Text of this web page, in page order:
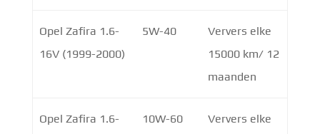
Opel Zafira 1.6-
16V (1999-2000)
5W-40
Ververs elke
15000 km/ 12
maanden
Opel Zafira 1.6-
10W-60
Ververs elke